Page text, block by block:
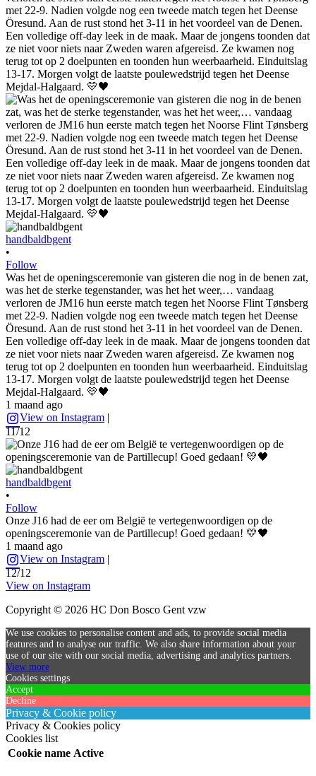
handbaldbgent
•
Follow
Was het de openingsceremonie van gisteren die nog in de benen zat,
was het de sterke tegenstander, was het het weer,… vandaag
verloren de JM16 hun eerste match tegen het Noorse Flint Tønsberg
met 22-9. Nadien volgde nog een tweede match tegen het Deense
Öresund. Aan de rust stond het 3-11 in het voordeel van de Denen.
Een volledige off-day leek in de maak. Maar de jongens toonden dat
ze niet voor niets naar Zweden waren afgereisd. Ze kwamen nog
terug tot op 2 doelpunten en toonden hun weerbaarheid. Einduitslag
13-17. Morgen volgt de laatste poulewedstrijd tegen het Deense
Mejdal-Halgaard. 💛🖤
1 maand ago
View on Instagram |
11/12
handbaldbgent
•
Follow
Onze J16 had de eer om België te vertegenwoordigen op de
openingsceremonie van de Partillecup! Goed gedaan! 💛🖤
1 maand ago
View on Instagram |
12/12
View on Instagram
Copyright © 2026 HC Don Bosco Gent vzw
We use cookies to personalise content and ads, to provide social media
features and to analyse our traffic. We also share information about your
use of our site with our social media, advertising and analytics partners.
View more
Cookies settings
Accept
Decline
Privacy & Cookie policy
Privacy & Cookies policy
Cookies list
Cookie name Active